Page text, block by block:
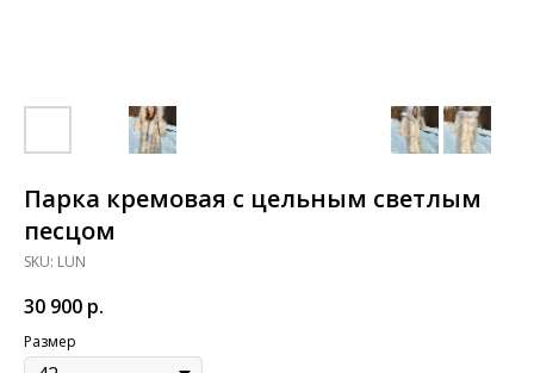
Парка кремовая с цельным светлым
песцом
SKU: LUN
30 900 р.
Размер